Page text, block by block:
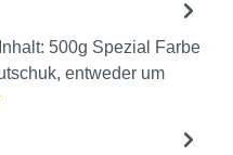
500g Spezial Farbe
entweder um